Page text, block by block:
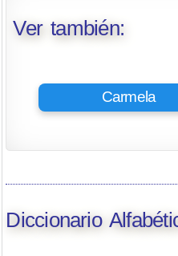
Ver también:
Carmela
Diccionario